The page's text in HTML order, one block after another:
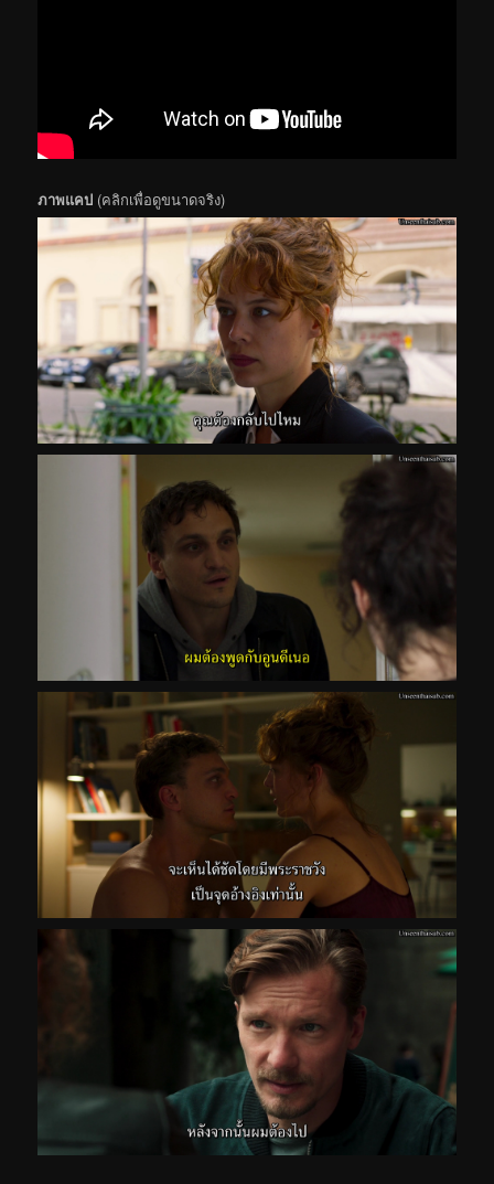
ภาพแคป (คลิกเพื่อดูขนาดจริง)